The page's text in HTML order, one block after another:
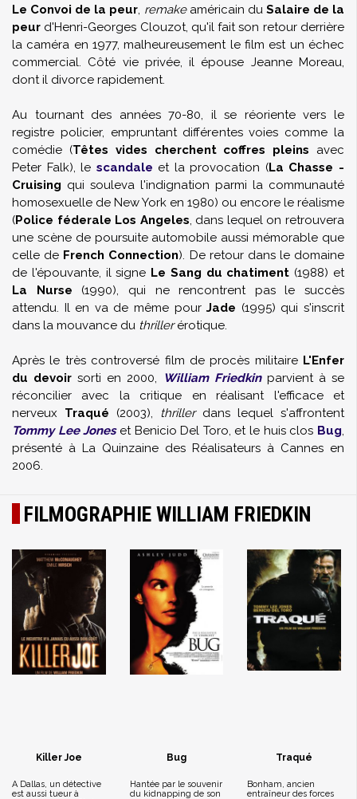
Le Convoi de la peur, remakeaméricain du Salaire de la
peur d'Henri-Georges Clouzot, qu'il fait son retour derrière
la caméra en 1977, malheureusement le film est un échec
commercial. Côté vie privée, il épouse Jeanne Moreau,
dont il divorce rapidement.
Au tournant des années 70-80, il se réoriente vers le
registre policier, empruntant différentes voies comme la
comédie (Têtes vides cherchent coffres pleins avec
Peter Falk), le scandale et la provocation (La Chasse -
Cruising qui souleva l'indignation parmi la communauté
homosexuelle de New York en 1980) ou encore le réalisme
(Police féderale Los Angeles, dans lequel on retrouvera
une scène de poursuite automobile aussi mémorable que
celle de French Connection). De retour dans le domaine
de l'épouvante, il signe Le Sang du chatiment (1988) et
La Nurse (1990), qui ne rencontrent pas le succès
attendu. Il en va de même pourJade (1995) qui s'inscrit
dans la mouvance du thrillerérotique.
Après le très controversé film de procès militaire L'Enfer
du devoir sorti en 2000, William Friedkinparvient à se
réconcilier avec la critique en réalisant l'efficace et
nerveux Traqué (2003), thrillerdans lequel s'affrontent
Tommy Lee Joneset Benicio Del Toro, et le huis clos Bug,
présenté à La Quinzaine des Réalisateurs à Cannes en
2006.
FILMOGRAPHIE WILLIAM FRIEDKIN
Killer Joe
A Dallas, un détective
est aussi tueur à
Bug
Hantée par le souvenir
du kidnapping de son
Traqué
Bonham, ancien
entraîneur des forces